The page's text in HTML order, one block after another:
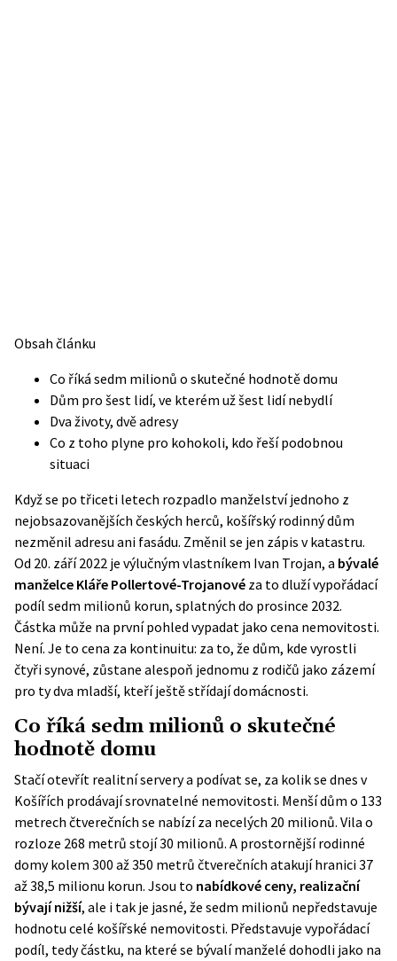
Obsah článku
Co říká sedm milionů o skutečné hodnotě domu
Dům pro šest lidí, ve kterém už šest lidí nebydlí
Dva životy, dvě adresy
Co z toho plyne pro kohokoli, kdo řeší podobnou
situaci
Když se po třiceti letech rozpadlo manželství jednoho z
nejobsazovanějších českých herců, košířský rodinný dům
nezměnil adresu ani fasádu. Změnil se jen zápis v katastru.
Od 20. září 2022 je výlučným vlastníkem Ivan Trojan, a bývalé
manželce Kláře Pollertové-Trojanové za to dluží vypořádací
podíl sedm milionů korun, splatných do prosince 2032.
Částka může na první pohled vypadat jako cena nemovitosti.
Není. Je to cena za kontinuitu: za to, že dům, kde vyrostli
čtyři synové, zůstane alespoň jednomu z rodičů jako zázemí
pro ty dva mladší, kteří ještě střídají domácnosti.
Co říká sedm milionů o skutečné
hodnotě domu
Stačí otevřít realitní servery a podívat se, za kolik se dnes v
Košířích prodávají srovnatelné nemovitosti. Menší dům o 133
metrech čtverečních se nabízí za necelých 20 milionů. Vila o
rozloze 268 metrů stojí 30 milionů. A prostornější rodinné
domy kolem 300 až 350 metrů čtverečních atakují hranici 37
až 38,5 milionu korun. Jsou to nabídkové ceny, realizační
bývají nižší, ale i tak je jasné, že sedm milionů nepředstavuje
hodnotu celé košířské nemovitosti. Představuje vypořádací
podíl, tedy částku, na které se bývalí manželé dohodli jako na